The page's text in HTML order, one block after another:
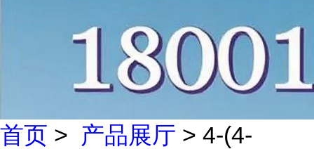
首页 > 产品展厅 > 4-(4-